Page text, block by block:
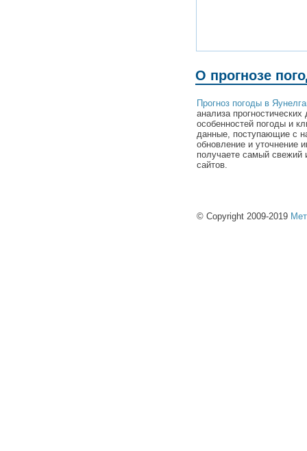
О прогнозе
Прогноз погоды в
анализа
особенностей погоды и
данные, поступающие с
обновление и уточнение
получаете самый свежий
сайтов.
© Copyright 2009-2019